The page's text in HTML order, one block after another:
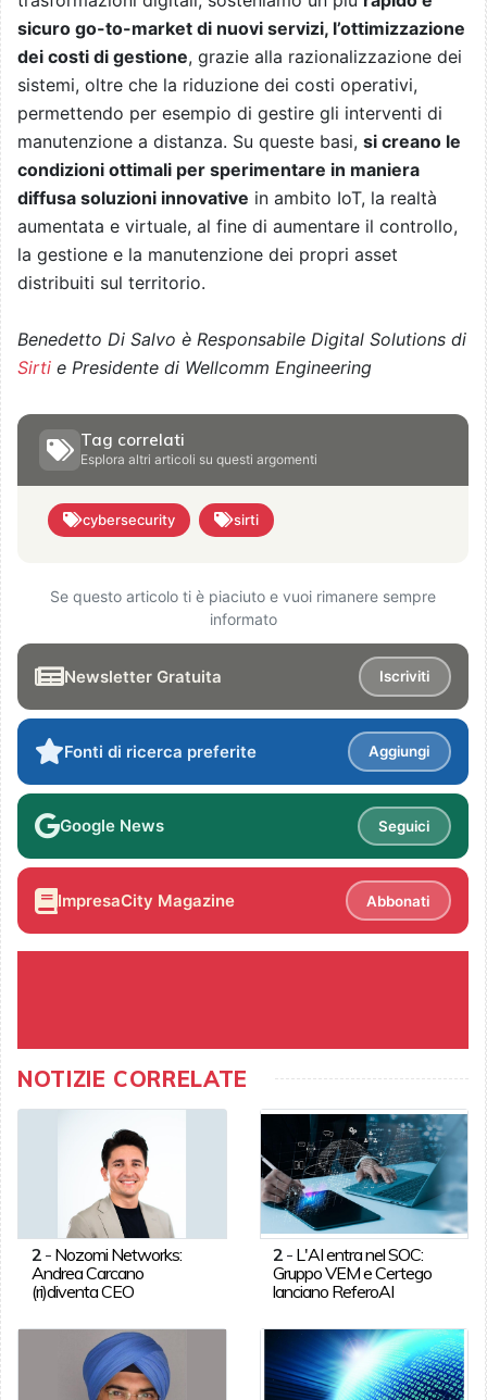
sicuro go-to-market di nuovi servizi, l’ottimizzazione
dei costi di gestione, grazie alla razionalizzazione dei
sistemi, oltre che la riduzione dei costi operativi,
permettendo per esempio di gestire gli interventi di
manutenzione a distanza. Su queste basi, si creano le
condizioni ottimali per sperimentare in maniera
diffusa soluzioni innovative in ambito IoT, la realtà
aumentata e virtuale, al fine di aumentare il controllo,
la gestione e la manutenzione dei propri asset
distribuiti sul territorio.
Benedetto Di Salvo è Responsabile Digital Solutions di
Sirti e Presidente di Wellcomm Engineering
Tag correlati
Esplora altri articoli su questi argomenti
cybersecurity sirti
Se questo articolo ti è piaciuto e vuoi rimanere sempre
informato
Newsletter Gratuita Iscriviti
Fonti di ricerca preferite Aggiungi
Google News Seguici
ImpresaCity Magazine Abbonati
NOTIZIE CORRELATE
2- Nozomi Networks:
Andrea Carcano
(ri)diventa CEO
2 - L'AI entra nel SOC:
Gruppo VEM e Certego
lanciano ReferoAI